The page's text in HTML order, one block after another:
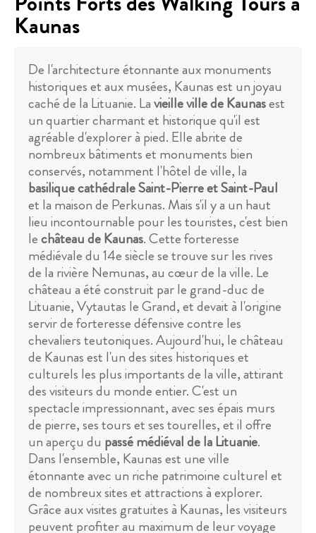
Kaunas
De l'architecture étonnante aux monuments
historiques et aux musées, Kaunas est un joyau
caché de la Lituanie. Lavieille ville de Kaunasest
un quartier charmant et historique qu'il est
agréable d'explorer à pied. Elle abrite de
nombreux bâtiments et monuments bien
conservés, notamment l'hôtel de ville, la
basilique cathédrale Saint-Pierre et Saint-Paul
et la maison de Perkunas. Mais s'il y a un haut
lieu incontournable pour les touristes, c'est bien
lechâteau de Kaunas. Cette forteresse
médiévale du 14e siècle se trouve sur les rives
de la rivière Nemunas, au cœur de la ville. Le
château a été construit par le grand-duc de
Lituanie, Vytautas le Grand, et devait à l'origine
servir de forteresse défensive contre les
chevaliers teutoniques. Aujourd'hui, le château
de Kaunas est l'un des sites historiques et
culturels les plus importants de la ville, attirant
des visiteurs du monde entier. C'est un
spectacle impressionnant, avec ses épais murs
de pierre, ses tours et ses tourelles, et il offre
un aperçu du passé médiéval de la Lituanie.
Dans l'ensemble, Kaunas est une ville
étonnante avec un riche patrimoine culturel et
de nombreux sites et attractions à explorer.
Grâce aux visites gratuites à Kaunas, les visiteurs
peuvent profiter au maximum de leur voyage